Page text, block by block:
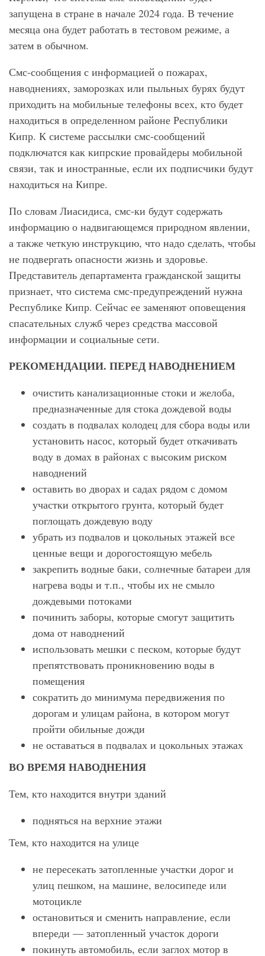
запущена в стране в начале 2024 года. В течение
месяца она будет работать в тестовом режиме, а
затем в обычном.
Смс-сообщения с информацией о пожарах,
наводнениях, заморозках или пыльных бурях будут
приходить на мобильные телефоны всех, кто будет
находиться в определенном районе Республики
Кипр. К системе рассылки смс-сообщений
подключатся как кипрские провайдеры мобильной
связи, так и иностранные, если их подписчики будут
находиться на Кипре.
По словам Лиасидиса, смс-ки будут содержать
информацию о надвигающемся природном явлении,
а также четкую инструкцию, что надо сделать, чтобы
не подвергать опасности жизнь и здоровье.
Представитель департамента гражданской защиты
признает, что система смс-предупреждений нужна
Республике Кипр. Сейчас ее заменяют оповещения
спасательных служб через средства массовой
информации и социальные сети.
РЕКОМЕНДАЦИИ. ПЕРЕД НАВОДНЕНИЕМ
очистить канализационные стоки и желоба,
предназначенные для стока дождевой воды
создать в подвалах колодец для сбора воды или
установить насос, который будет откачивать
воду в домах в районах с высоким риском
наводнений
оставить во дворах и садах рядом с домом
участки открытого грунта, который будет
поглощать дождевую воду
убрать из подвалов и цокольных этажей все
ценные вещи и дорогостоящую мебель
закрепить водные баки, солнечные батареи для
нагрева воды и т.п., чтобы их не смыло
дождевыми потоками
починить заборы, которые смогут защитить
дома от наводнений
использовать мешки с песком, которые будут
препятствовать проникновению воды в
помещения
сократить до минимума передвижения по
дорогам и улицам района, в котором могут
пройти обильные дожди
не оставаться в подвалах и цокольных этажах
ВО ВРЕМЯ НАВОДНЕНИЯ
Тем, кто находится внутри зданий
подняться на верхние этажи
Тем, кто находится на улице
не пересекать затопленные участки дорог и
улиц пешком, на машине, велосипеде или
мотоцикле
остановиться и сменить направление, если
впереди — затопленный участок дороги
покинуть автомобиль, если заглох мотор в